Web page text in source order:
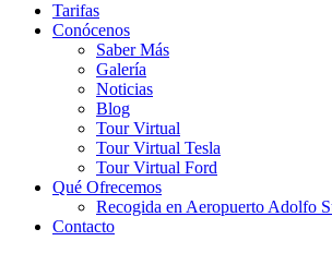
Tarifas
Conócenos
Saber Más
Galería
Noticias
Blog
Tour Virtual
Tour Virtual Tesla
Tour Virtual Ford
Qué Ofrecemos
Recogida en Aeropuerto Adolfo
Contacto